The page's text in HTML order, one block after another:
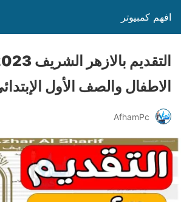
افهم كمبيوتر
الاطفال والصف الأول
AfhamPc